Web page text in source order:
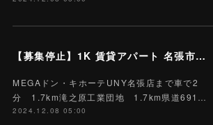
【募集停止】1K 賃貸アパート 名張市下比奈知 104号 駐車場１台込賃料3.5万円 A-3
MEGAドン・キホーテUNY名張店まで車で2
分 1.7km滝之原工業団地 1.7km県道691…
2024.12.08 05:00